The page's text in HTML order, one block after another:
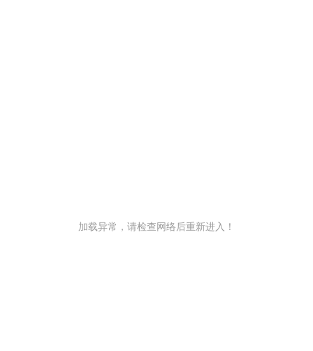
加载异常，请检查网络后重新进入！